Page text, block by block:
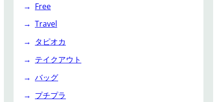
Free
Travel
タピオカ
テイクアウト
バッグ
プチプラ